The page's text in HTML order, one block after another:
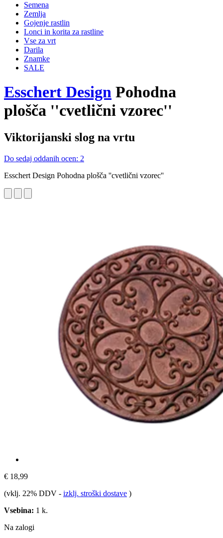
Semena
Zemlja
Gojenje rastlin
Lonci in korita za rastline
Vse za vrt
Darila
Znamke
SALE
Esschert Design Pohodna
plošča ''cvetlični vzorec''
Viktorijanski slog na vrtu
Do sedaj oddanih ocen: 2
Esschert Design Pohodna plošča ''cvetlični vzorec''
€ 18,99
(vklj. 22% DDV - izklj. stroški dostave )
Vsebina: 1 k.
Na zalogi